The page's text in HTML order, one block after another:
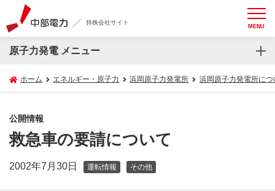
持株会社サイト MENU
原子力発電 メニュー
ホーム エネルギー・原子力 浜岡原子力発電所 浜岡原子力発電所につ
公開情報
救急車の要請について
2002年7月30日 運転情報 その他